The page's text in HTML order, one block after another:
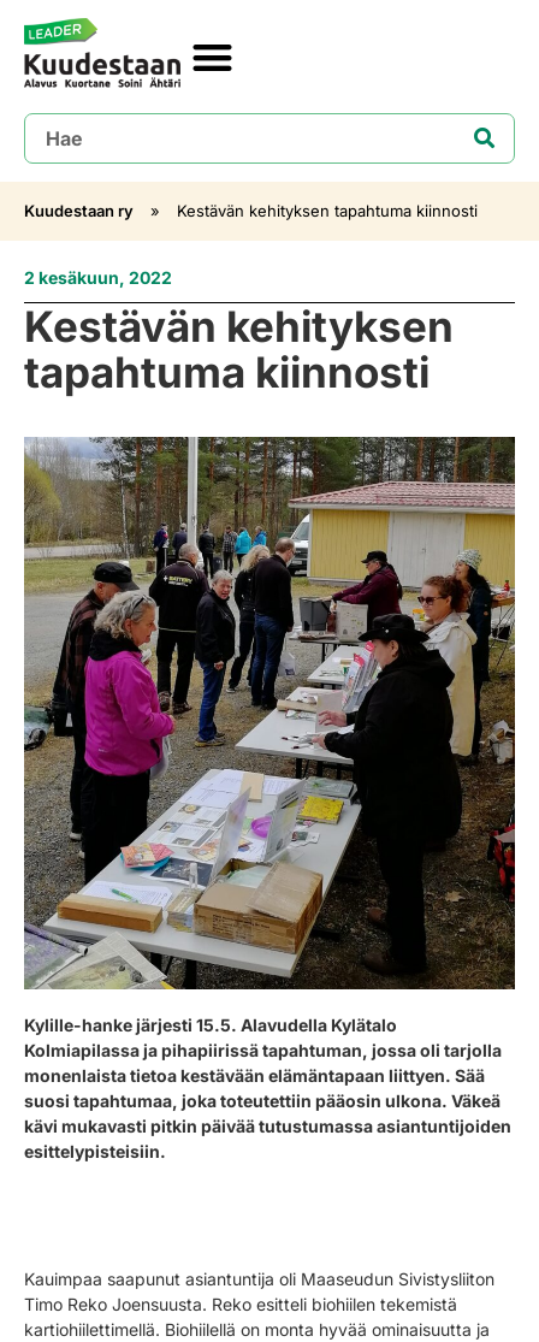
Kuudestaan ry » Kestävän kehityksen tapahtuma kiinnosti
2 kesäkuun, 2022
Kestävän kehityksen
tapahtuma kiinnosti
Kylille-hanke järjesti 15.5. Alavudella Kylätalo
Kolmiapilassa ja pihapiirissä tapahtuman, jossa oli tarjolla
monenlaista tietoa kestävään elämäntapaan liittyen. Sää
suosi tapahtumaa, joka toteutettiin pääosin ulkona. Väkeä
kävi mukavasti pitkin päivää tutustumassa asiantuntijoiden
esittelypisteisiin.
Kauimpaa saapunut asiantuntija oli Maaseudun Sivistysliiton
Timo Reko Joensuusta. Reko esitteli biohiilen tekemistä
kartiohiilettimellä. Biohiilellä on monta hyvää ominaisuutta ja